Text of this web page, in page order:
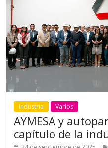
Industria Varios
AYMESA y
capítulo de la